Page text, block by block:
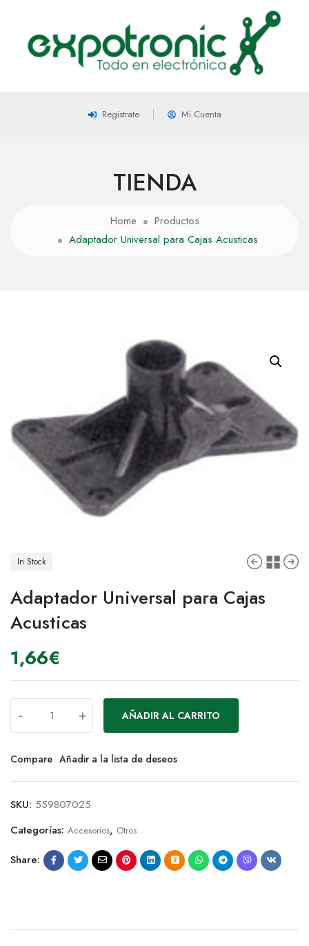
Registrate Mi Cuenta
TIENDA
Home
Productos
Adaptador Universal para Cajas Acusticas
In Stock
Adaptador Universal para Cajas
Acusticas
1,66€
- + AÑADIR AL CARRITO
Compare Añadir a la lista de deseos
SKU: 559807025
Categorías: Accesorios, Otros
Share: